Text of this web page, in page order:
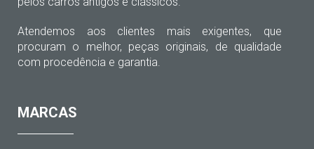
Atendemos aos clientes mais exigentes, que
procuram o melhor, peças originais, de qualidade
com procedência e garantia.
MARCAS